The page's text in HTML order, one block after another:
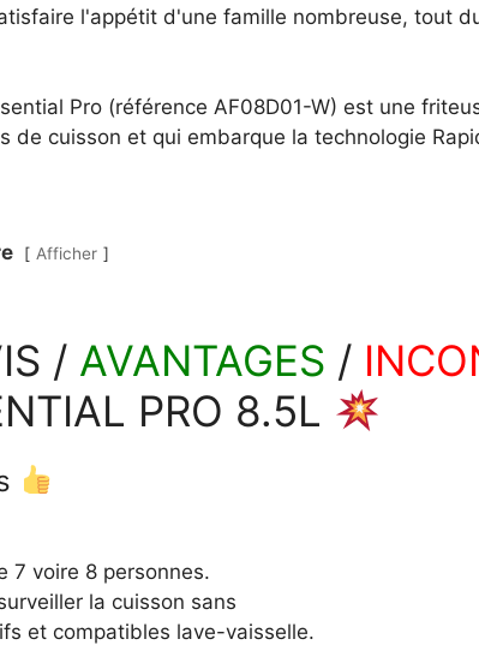
l'appétit d'une famille nombreuse, tout
Pro (référence AF08D01-W) est une
de cuisson et qui embarque la technologie
Afficher
/ AVANTAGES /
PRO 8.5L
7 voire 8 personnes.
la cuisson sans
et compatibles lave-vaisselle.